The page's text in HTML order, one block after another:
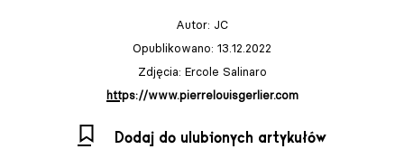
Autor: JC
Opublikowano: 13.12.2022
Zdjęcia: Ercole Salinaro
https://www.pierrelouisgerlier.com
Dodaj do ulubionych artykułów